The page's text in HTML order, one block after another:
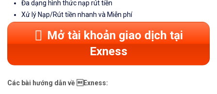
Đa dạng hình thức nạp rút tiền
Xử lý Nạp/Rút tiền nhanh và Miễn phí
Mở tài khoản giao dịch tại
Exness
Các bài hướng dẫn về Exness: